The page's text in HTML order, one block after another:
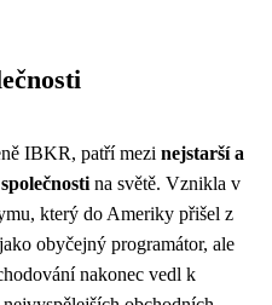
IBKR, patří mezi nejstarší a
na světě. Vznikla v
který do Ameriky přišel z
obyčejný programátor, ale
nakonec vedl k